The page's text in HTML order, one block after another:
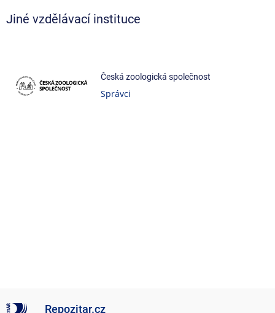
Jiné vzdělávací instituce
Česká zoologická společnost
Správci
Repozitar.cz